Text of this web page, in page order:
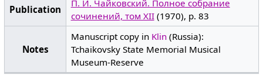
Publication
П. И. Чайковский. Полное собрание
сочинений, том XII(1970), p. 83
Notes
Manuscript copy in Klin(Russia):
Tchaikovsky State Memorial Musical
Museum-Reserve